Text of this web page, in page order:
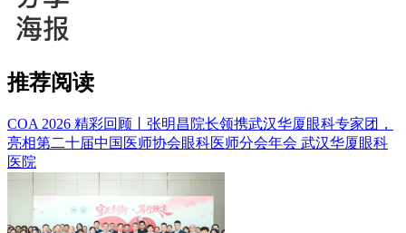
推荐阅读
COA 2026 精彩回顾丨张明昌院长领携武汉华厦眼科专家团，
亮相第二十届中国医师协会眼科医师分会年会 武汉华厦眼科
医院